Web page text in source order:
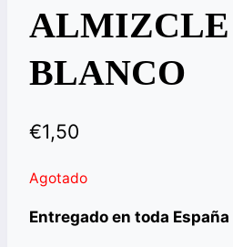
ALMIZCLE
BLANCO
€1,50
Agotado
Entregado en toda España